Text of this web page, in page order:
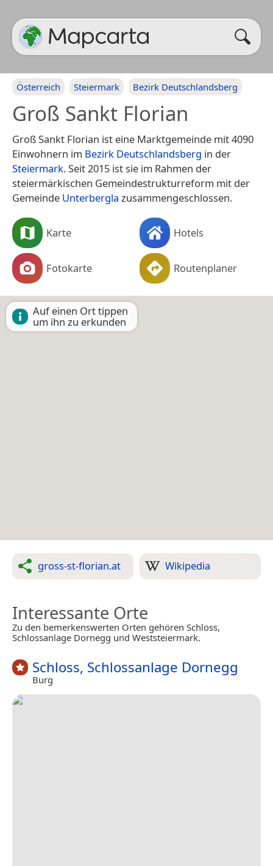
Österreich Steiermark Bezirk Deutschlandsberg
Groß Sankt Florian
Groß Sankt Florian ist eine Marktgemeinde mit 4090
Einwohnern im Bezirk Deutschlandsberg in der
Steiermark. Seit 2015 ist sie im Rahmen der
steiermärkischen Gemeindestrukturreform mit der
Gemeinde Unterbergla zusammengeschlossen.
Karte Hotels
Fotokarte Routenplaner
Auf einen Ort tippen
um ihn zu erkunden
gross-st-florian.at Wikipedia
Interessante Orte
Zu den bemerkenswerten Orten gehören Schloss,
Schlossanlage Dornegg und Weststeiermark.
Schloss, Schlossanlage Dornegg
Burg